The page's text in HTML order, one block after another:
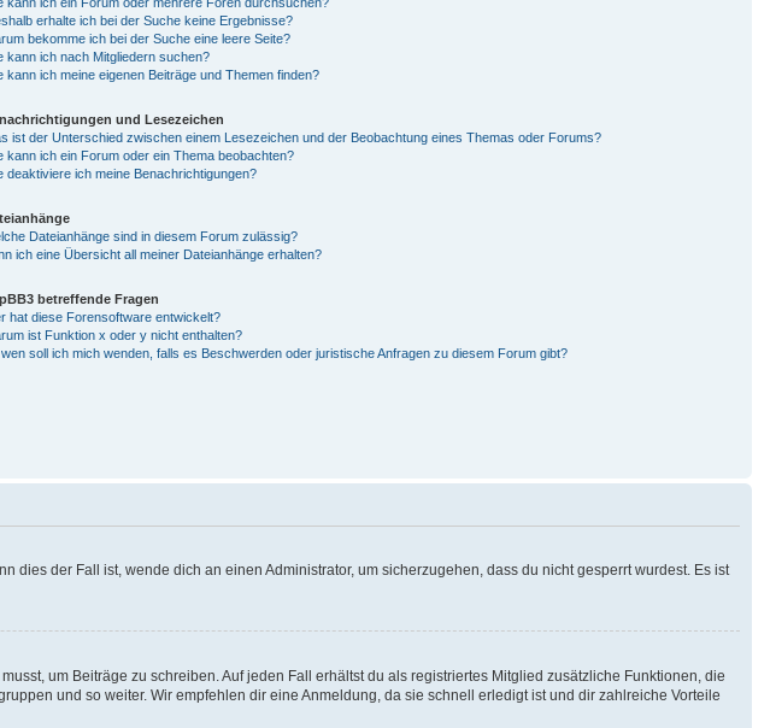
erhalte ich bei der Suche keine Ergebnisse?
bekomme ich bei der Suche eine leere Seite?
kann ich nach Mitgliedern suchen?
kann ich meine eigenen Beiträge und Themen finden?
und Lesezeichen
ist der Unterschied zwischen einem Lesezeichen und der Beobachtung eines Themas oder Forums?
kann ich ein Forum oder ein Thema beobachten?
deaktiviere ich meine Benachrichtigungen?
Dateianhänge sind in diesem Forum zulässig?
ich eine Übersicht all meiner Dateianhänge erhalten?
betreffende Fragen
hat diese Forensoftware entwickelt?
ist Funktion x oder y nicht enthalten?
soll ich mich wenden, falls es Beschwerden oder juristische Anfragen zu diesem Forum gibt?
der Fall ist, wende dich an einen Administrator, um sicherzugehen, dass du nicht gesperrt wurdest. Es ist
um Beiträge zu schreiben. Auf jeden Fall erhältst du als registriertes Mitglied zusätzliche Funktionen, die
und so weiter. Wir empfehlen dir eine Anmeldung, da sie schnell erledigt ist und dir zahlreiche Vorteile